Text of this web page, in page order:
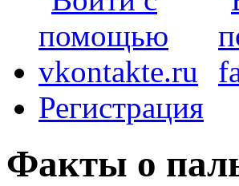
Регистрация
Факты о